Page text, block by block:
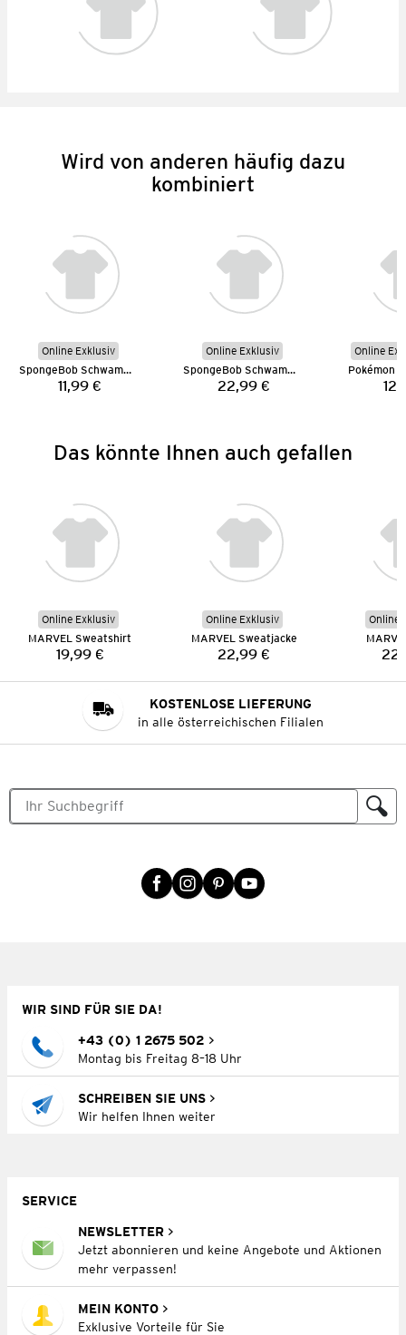
Wird von anderen häufig dazu
kombiniert
Online Exklusiv
SpongeBob Schwammkopf T-Shirt
Preis:
11,99 €
Online Exklusiv
SpongeBob Schwammkopf Sweatshirt
Preis:
22,99 €
Online
Pokémon
Das könnte Ihnen auch gefallen
Online Exklusiv
MARVEL Sweatshirt
Preis:
19,99 €
Online Exklusiv
MARVEL Sweatjacke
Preis:
22,99 €
Online
KOSTENLOSE LIEFERUNG
in alle österreichischen Filialen
WIR SIND FÜR SIE DA!
+43 (0) 1 2675 502
Montag bis Freitag 8–18 Uhr
SCHREIBEN SIE UNS
Wir helfen Ihnen weiter
SERVICE
NEWSLETTER
Jetzt abonnieren und keine Angebote und Aktionen
mehr verpassen!
MEIN KONTO
Exklusive Vorteile für Sie